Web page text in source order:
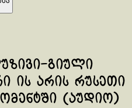
გიული
ის არის რუსეთი
(აუდიო)